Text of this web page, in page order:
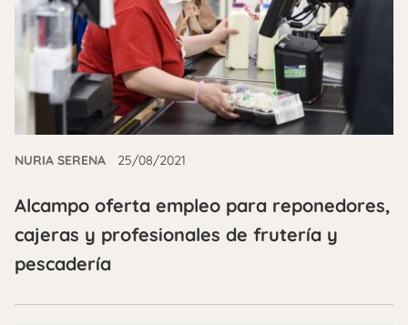
NURIA SERENA 25/08/2021
Alcampo oferta empleo para reponedores,
cajeras y profesionales de frutería y
pescadería